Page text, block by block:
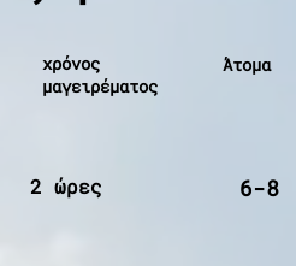
χρόνος
μαγειρέματος
Άτομα
2 ώρες 6-8